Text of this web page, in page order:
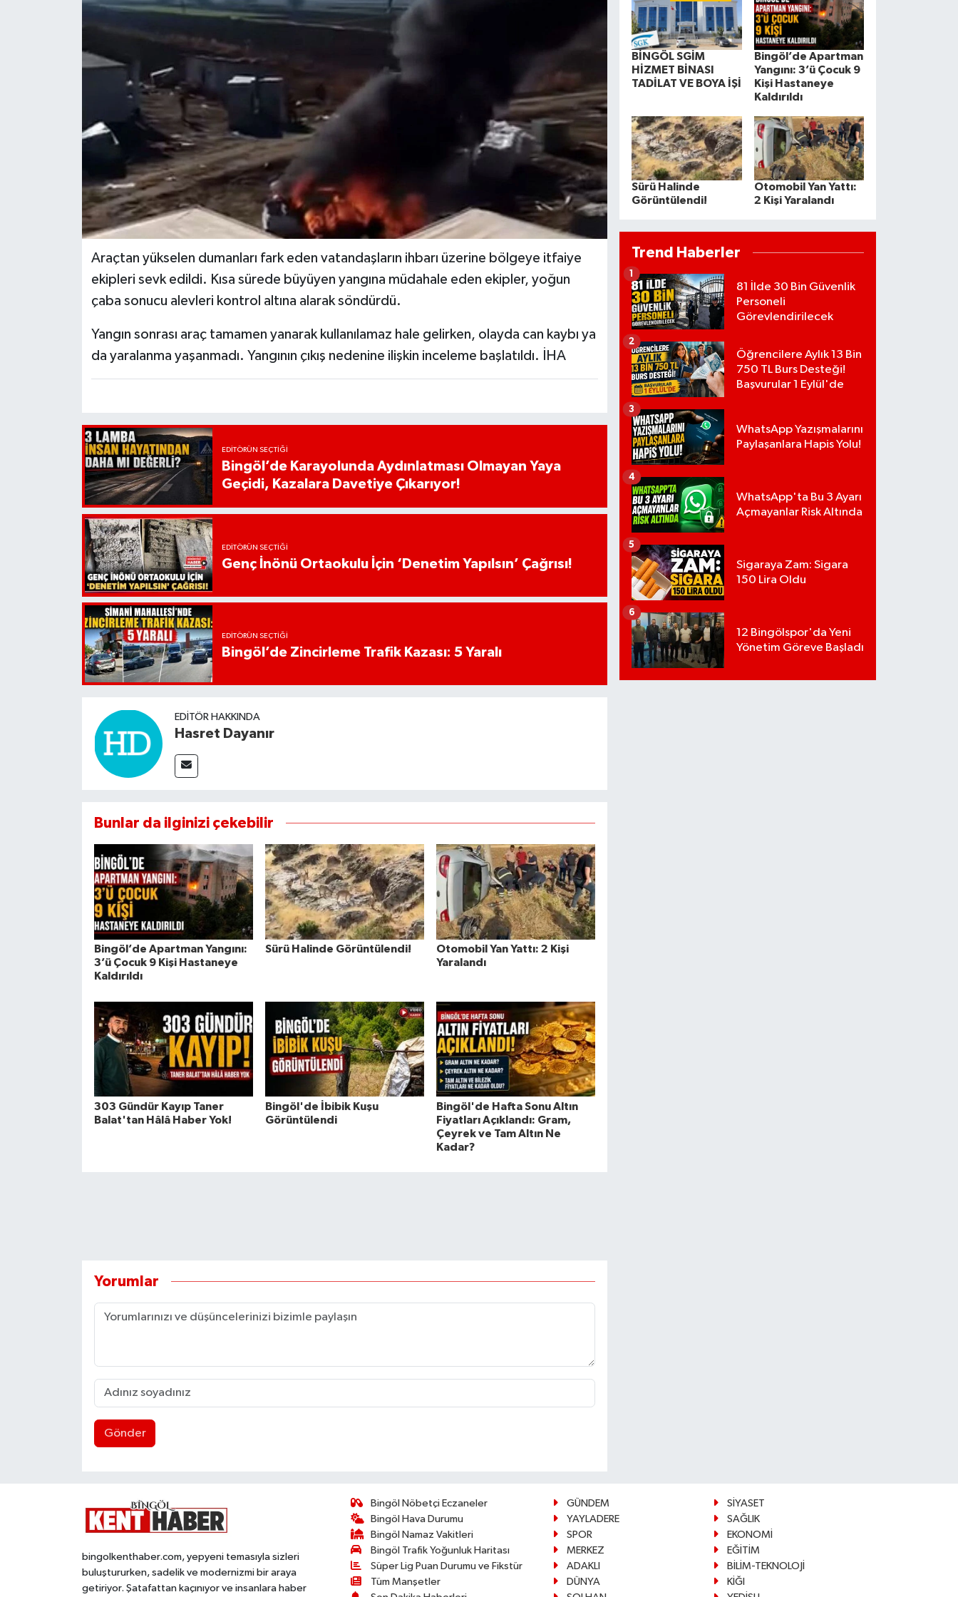
Araçtan yükselen dumanları fark eden vatandaşların ihbarı üzerine bölgeye itfaiye
ekipleri sevk edildi. Kısa sürede büyüyen yangına müdahale eden ekipler, yoğun
çaba sonucu alevleri kontrol altına alarak söndürdü.
Yangın sonrası araç tamamen yanarak kullanılamaz hale gelirken, olayda can kaybı ya
da yaralanma yaşanmadı. Yangının çıkış nedenine ilişkin inceleme başlatıldı. İHA
EDITÖRÜN SEÇTIĞI
Bingöl’de Karayolunda Aydınlatması Olmayan Yaya
Geçidi, Kazalara Davetiye Çıkarıyor!
EDITÖRÜN SEÇTIĞI
Genç İnönü Ortaokulu İçin ‘Denetim Yapılsın’ Çağrısı!
EDITÖRÜN SEÇTIĞI
Bingöl’de Zincirleme Trafik Kazası: 5 Yaralı
EDITÖR HAKKINDA
Hasret Dayanır
Bunlar da ilginizi çekebilir
Bingöl’de Apartman Yangını:
3’ü Çocuk 9 Kişi Hastaneye
Kaldırıldı
Sürü Halinde Görüntülendi!
Otomobil Yan Yattı: 2 Kişi
Yaralandı
303 Gündür Kayıp Taner
Balat'tan Hâlâ Haber Yok!
Bingöl'de İbibik Kuşu
Görüntülendi
Bingöl'de Hafta Sonu Altın
Fiyatları Açıklandı: Gram,
Çeyrek ve Tam Altın Ne
Kadar?
Yorumlar
Gönder
BİNGÖL SGİM
HİZMET BİNASI
TADİLAT VE BOYA İŞİ
Bingöl’de Apartman
Yangını: 3’ü Çocuk 9
Kişi Hastaneye
Kaldırıldı
Sürü Halinde
Görüntülendi!
Otomobil Yan Yattı:
2 Kişi Yaralandı
Trend Haberler
81 İlde 30 Bin Güvenlik
Personeli
Görevlendirilecek
1
Öğrencilere Aylık 13 Bin
750 TL Burs Desteği!
Başvurular 1 Eylül'de
2
WhatsApp Yazışmalarını
Paylaşanlara Hapis Yolu!
3
WhatsApp'ta Bu 3 Ayarı
Açmayanlar Risk Altında
4
Sigaraya Zam: Sigara
150 Lira Oldu
5
12 Bingölspor'da Yeni
Yönetim Göreve Başladı
6
bingolkenthaber.com, yepyeni temasıyla sizleri
buluştururken, sadelik ve modernizmi bir araya
getiriyor. Şatafattan kaçınıyor ve insanlara haber
Bingöl Nöbetçi Eczaneler
Bingöl Hava Durumu
Bingöl Namaz Vakitleri
Bingöl Trafik Yoğunluk Haritası
Süper Lig Puan Durumu ve Fikstür
Tüm Manşetler
GÜNDEM
SİYASET
YAYLADERE
SAĞLIK
SPOR
EKONOMİ
MERKEZ
EĞİTİM
ADAKLI
BİLİM-TEKNOLOJİ
DÜNYA
KİĞI
RESMİ İLANLAR
SAĞLIK
SOLHAN
YAYLADERE